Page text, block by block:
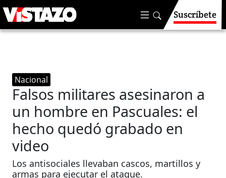
Suscríbete
Nacional
Falsos militares asesinaron a
un hombre en Pascuales: el
hecho quedó grabado en
video
Los antisociales llevaban cascos, martillos y
armas para ejecutar el ataque.